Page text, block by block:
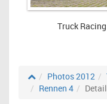
Truck
Photos 2012
Rennen 4